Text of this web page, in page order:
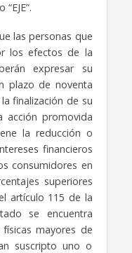
las personas que
los efectos de la
expresar su
plazo de noventa
finalización de su
acción promovida
la reducción o
financieros
consumidores en
superiores
artículo 115 de la
se encuentra
mayores de
suscripto uno o